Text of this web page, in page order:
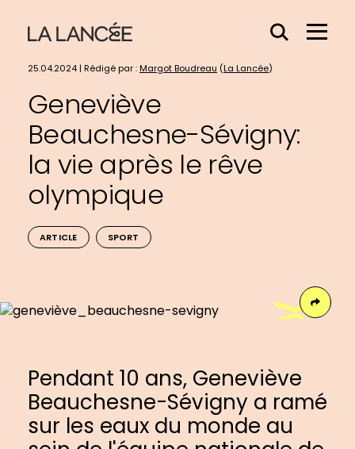
Effacer
contenu
Menu
25.04.2024 | Rédigé par :Margot Boudreau (La Lancée)
Geneviève
Beauchesne-Sévigny:
la vie après le rêve
olympique
ARTICLE SPORT
Pendant 10 ans, Geneviève
Beauchesne-Sévigny a ramé
sur les eaux du monde au